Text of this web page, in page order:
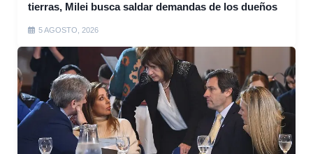
tierras, Milei busca saldar demandas de los dueños
5 AGOSTO, 2026